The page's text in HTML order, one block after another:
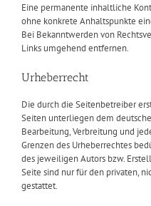
Eine permanente inhaltliche
ohne konkrete Anhaltspunkte
Bei Bekanntwerden von
Links umgehend entfernen.
Urheberrecht
Die durch die Seitenbetreiber
Seiten unterliegen dem
Bearbeitung, Verbreitung und
Grenzen des Urheberrechtes
des jeweiligen Autors bzw.
Seite sind nur für den privaten,
gestattet.